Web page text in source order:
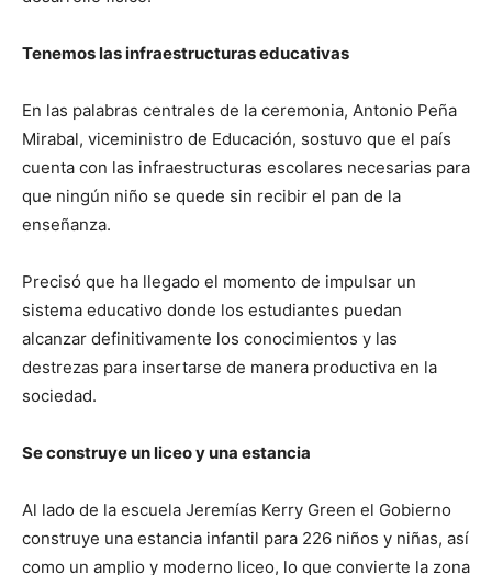
Tenemos las infraestructuras educativas
En las palabras centrales de la ceremonia, Antonio Peña
Mirabal, viceministro de Educación, sostuvo que el país
cuenta con las infraestructuras escolares necesarias para
que ningún niño se quede sin recibir el pan de la
enseñanza.
Precisó que ha llegado el momento de impulsar un
sistema educativo donde los estudiantes puedan
alcanzar definitivamente los conocimientos y las
destrezas para insertarse de manera productiva en la
sociedad.
Se construye un liceo y una estancia
Al lado de la escuela Jeremías Kerry Green el Gobierno
construye una estancia infantil para 226 niños y niñas, así
como un amplio y moderno liceo, lo que convierte la zona